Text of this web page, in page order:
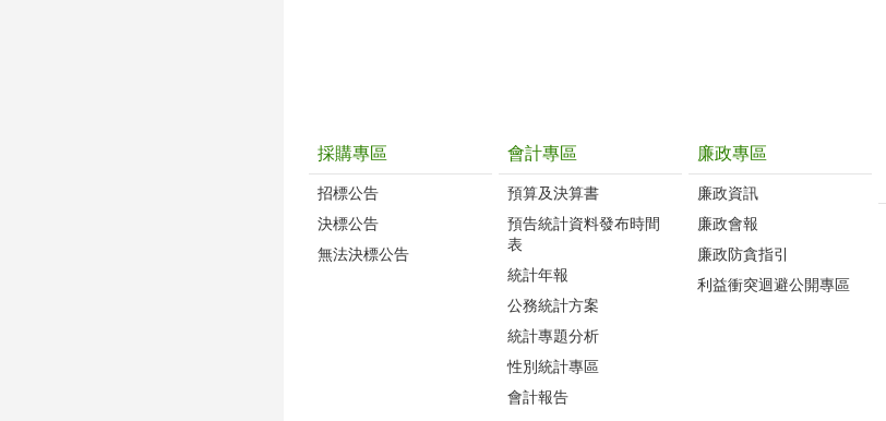
採購專區
招標公告
決標公告
無法決標公告
會計專區
預算及決算書
預告統計資料發布時間
表
統計年報
公務統計方案
統計專題分析
性別統計專區
會計報告
廉政專區
廉政資訊
廉政會報
廉政防貪指引
利益衝突迴避公開專區